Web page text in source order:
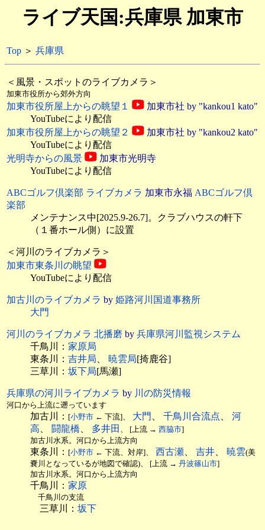
ライブ天国:兵庫県 加東市
Top ＞ 兵庫県
＜風景・スポットのライブカメラ＞
加東市役所から郊外方向
加東市役所屋上からの眺望１
加東市社 by "kankou1 kato"
YouTubeにより配信
加東市役所屋上からの眺望２
加東市社 by "kankou2 kato"
YouTubeにより配信
光明寺からの風景
加東市光明寺
YouTubeにより配信
ABCゴルフ倶楽部 ライブカメラ 加東市永福 ABCゴルフ倶
楽部
メンテナンス中[2025.9-26.7]。クラブハウスの軒下
（１番ホール側）に設置
＜河川のライブカメラ＞
加東市東条川の眺望
YouTubeにより配信
加古川のライブカメラ by 姫路河川国道事務所
大門
河川のライブカメラ 北播磨 by 兵庫県河川監視システム
千鳥川： 家原局
東条川： 吉井局、 暁雲局[掎鹿谷]
三草川： 坂下局[馬瀬]
兵庫県の河川ライブカメラ by 川の防災情報
河口から上流に遡っています
加古川： [小野市 ← 下流]、 大門 、 千鳥川合流点、 河
高、 闘龍橋、 多井田 、 [上流 → 西脇市]
加古川水系。河口から上流方向
東条川： [小野市 ← 下流、対岸]、 西古瀬、 吉井、 暁雲(美
嚢川となっているが地図で確認)、 [上流 → 丹波篠山市]
加古川水系。河口から上流方向
千鳥川： 家原
千鳥川の支流
三草川： 坂下